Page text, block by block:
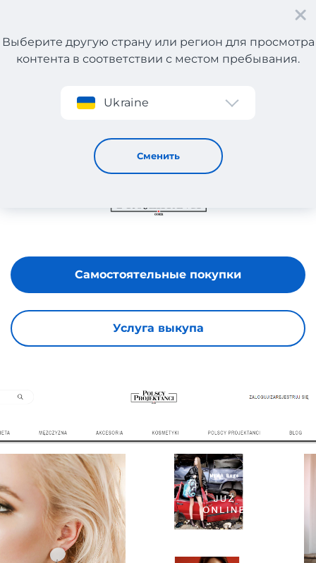
Регистрация
Выберите другую страну или регион для просмотра
контента в соответствии с местом пребывания.
Ukraine
Сменить
POLSCY PROJEKTANCI
Услуга выкупа
Самостоятельные покупки